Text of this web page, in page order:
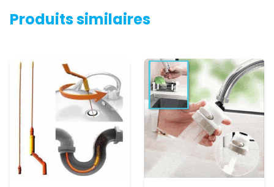
Produits similaires